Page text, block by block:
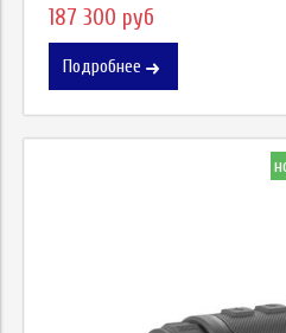
187 300 руб
Подробнее